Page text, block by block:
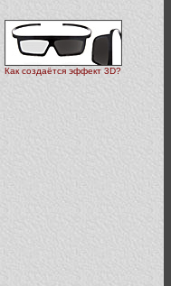
Как создаётся эффект 3D?